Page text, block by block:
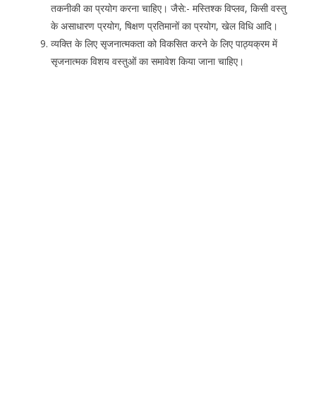
तकनीकी का प्रयोग करना चाहिए। जैसे:- मस्तिश्क विप्लव, किसी वस्तु
के असाधारण प्रयोग, षिक्षण प्रतिमानों का प्रयोग, खेल विधि आदि।
व्यक्ति के लिए सृजनात्मकता को विकसित करने के लिए पाठ्यक्रम में
सृजनात्मक विशय वस्तुओं का समावेश किया जाना चाहिए।